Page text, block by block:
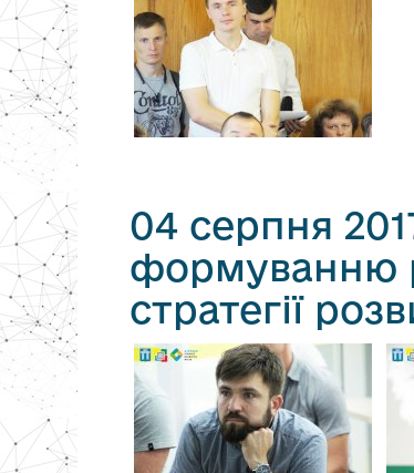
04 серпня
формуванню
стратегії